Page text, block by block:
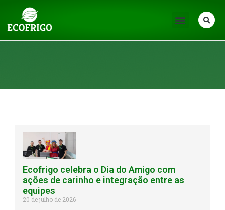
Ecofrigo celebra o Dia do Amigo com
ações de carinho e integração entre as
equipes
20 de julho de 2026